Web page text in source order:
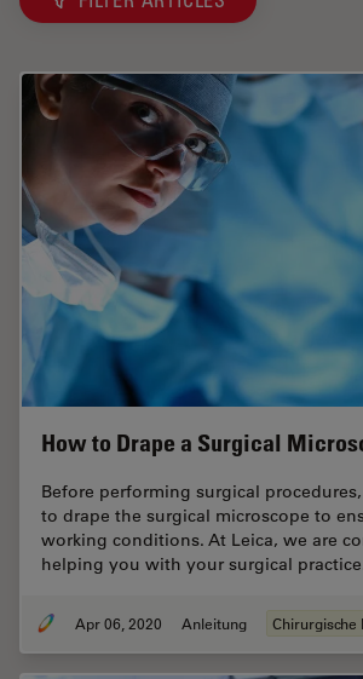
How to Drape a Surgical
Before performing surgical
to drape the surgical microscope to
working conditions. At Leica, we are
helping you with your surgical
Apr 06, 2020 Anleitung Chirurgische